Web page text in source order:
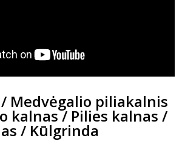
Medvėgalio piliakalnis
kalnas / Pilies kalnas /
/ Kūlgrinda